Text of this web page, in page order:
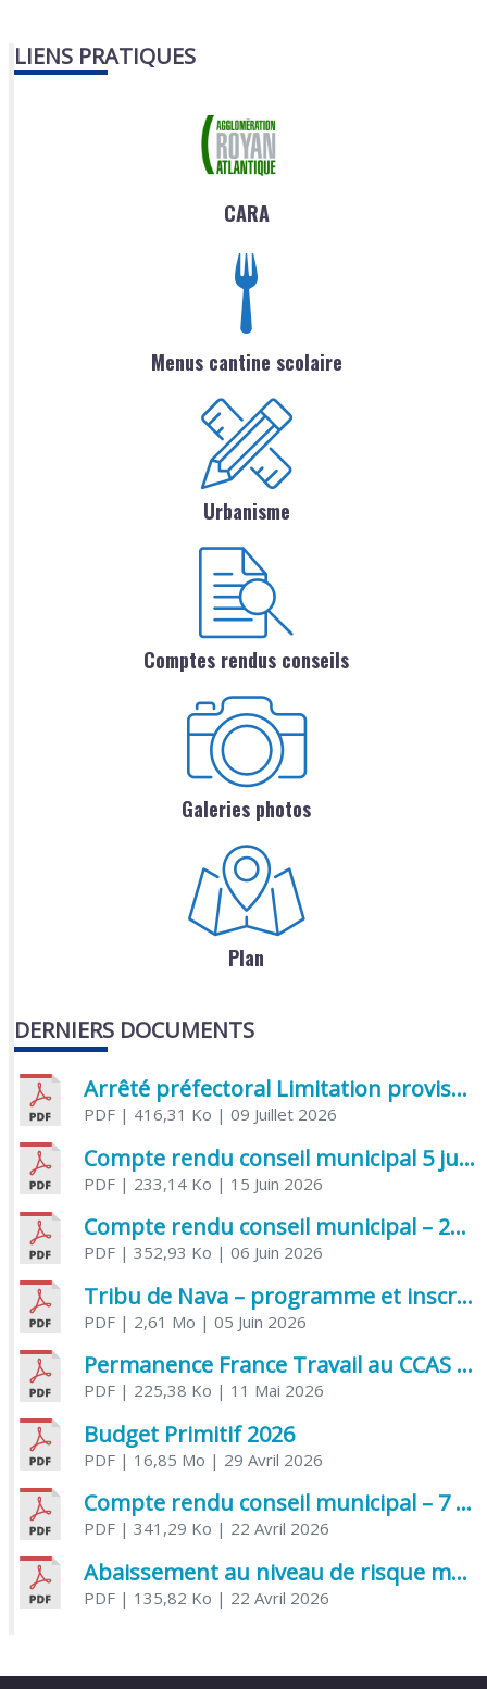
LIENS PRATIQUES
CARA
Menus cantine scolaire
Urbanisme
Comptes rendus conseils
Galeries photos
Plan
DERNIERS DOCUMENTS
Arrêté préfectoral Limitation provisoire des usages de l’eau
PDF| 416,31 Ko | 09 Juillet 2026
Compte rendu conseil municipal 5 juin 2026 sénatoriale
PDF| 233,14 Ko | 15 Juin 2026
Compte rendu conseil municipal – 21 avril 2026
PDF| 352,93 Ko | 06 Juin 2026
Tribu de Nava – programme et inscriptions été 2026
PDF| 2,61 Mo | 05 Juin 2026
Permanence France Travail au CCAS de Saujon Juin 2026
PDF| 225,38 Ko | 11 Mai 2026
Budget Primitif 2026
PDF| 16,85 Mo | 29 Avril 2026
Compte rendu conseil municipal – 7 avril 2026
PDF| 341,29 Ko | 22 Avril 2026
Abaissement au niveau de risque modéré de l’Influenza aviaire
PDF| 135,82 Ko | 22 Avril 2026